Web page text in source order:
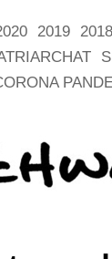
2019 2018